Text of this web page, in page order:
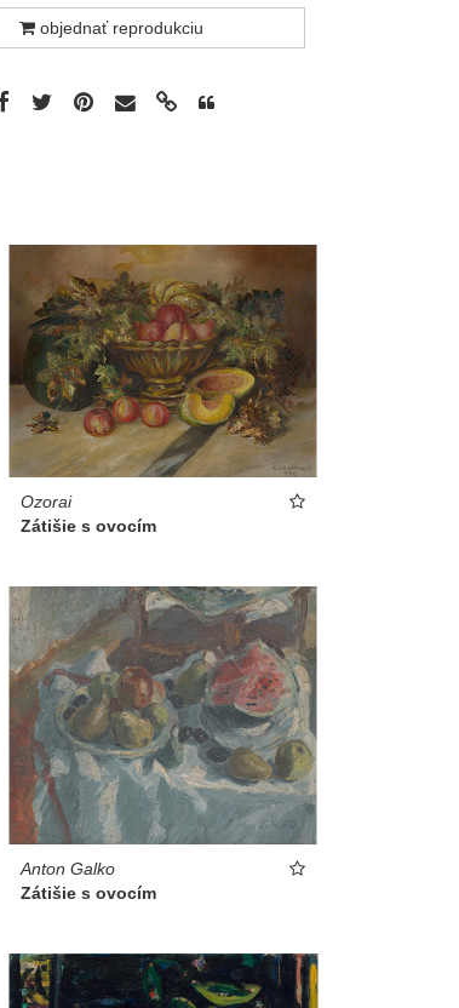
objednať reprodukciu
Ozorai
Zátišie s ovocím
Anton Galko
Zátišie s ovocím